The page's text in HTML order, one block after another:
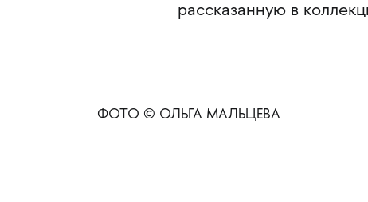
рассказанную в
ФОТО © ОЛЬГА МАЛЬЦЕВА